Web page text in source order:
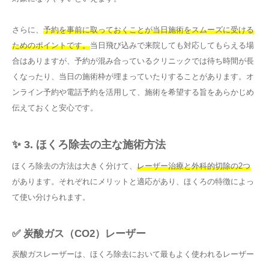
さらに、 予約を事前に取っておくことが当日施術をスムーズに受ける
ためのポイントです。当日飛び込みで来院しても対応してもらえる場
合はありますが、予約が混み合っているクリニックでは待ち時間が長
くなったり、当日の施術枠が埋まっていたりすることがあります。オ
ンライン予約や電話予約を活用して、施術を希望する旨をあらかじめ
伝えておくと安心です。
✨ 3. ほくろ除去の主な施術方法
ほくろ除去の方法は大きく分けて、 レーザー治療と外科的切除の2つ
があります。それぞれにメリットと適応があり、ほくろの特徴によっ
て使い分けられます。
✅ 炭酸ガス（CO2）レーザー
炭酸ガスレーザーは、ほくろ除去において最もよく使われるレーザー